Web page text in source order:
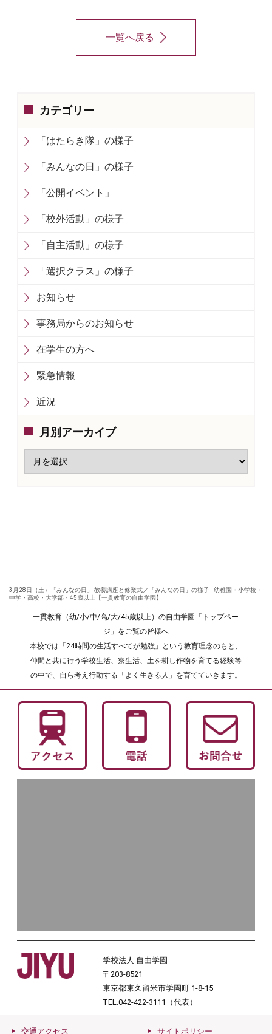
一覧へ戻る
カテゴリー
「はたらき隊」の様子
「みんなの日」の様子
「公開イベント」
「校外活動」の様子
「自主活動」の様子
「選択クラス」の様子
お知らせ
事務局からのお知らせ
在学生の方へ
緊急情報
近況
月別アーカイブ
3月28日（土）「みんなの日」 教養講座と修業式／「みんなの日」の様子 - 幼稚園・小学校・
中学・高校・大学部・45歳以上【一貫教育の自由学園】
一貫教育（幼/小/中/高/大/45歳以上）の自由学園「トップペー
ジ」をご覧の皆様へ
本校では「24時間の生活すべてが勉強」という教育理念のもと、
仲間と共に行う学校生活、寮生活、土を耕し作物を育てる経験等
の中で、自ら考え行動する「よく生きる人」を育てていきます。
学校法人 自由学園
〒203-8521
東京都東久留米市学園町 1-8-15
TEL:042-422-3111（代表）
交通アクセス サイトポリシー